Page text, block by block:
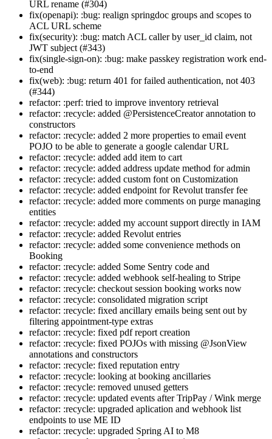
URL rename (#304)
fix(openapi): :bug: realign springdoc groups and scopes to
ACL URL scheme
fix(security): :bug: match ACL caller by user_id claim, not
JWT subject (#343)
fix(single-sign-on): :bug: make passkey registration work end-
to-end
fix(web): :bug: return 401 for failed authentication, not 403
(#344)
refactor: :perf: tried to improve inventory retrieval
refactor: :recycle: added @PersistenceCreator annotation to
constructors
refactor: :recycle: added 2 more properties to email event
POJO to be able to generate a google calendar URL
refactor: :recycle: added add item to cart
refactor: :recycle: added address update method for admin
refactor: :recycle: added custom font on Customization
refactor: :recycle: added endpoint for Revolut transfer fee
refactor: :recycle: added more comments on purge managing
entities
refactor: :recycle: added my account support directly in IAM
refactor: :recycle: added Revolut entries
refactor: :recycle: added some convenience methods on
Booking
refactor: :recycle: added Some Sentry code and
refactor: :recycle: added webhook self-healing to Stripe
refactor: :recycle: checkout session booking works now
refactor: :recycle: consolidated migration script
refactor: :recycle: fixed ancillary emails being sent out by
filtering appointment-type extras
refactor: :recycle: fixed pdf report creation
refactor: :recycle: fixed POJOs with missing @JsonView
annotations and constructors
refactor: :recycle: fixed reputation entry
refactor: :recycle: looking at booking ancillaries
refactor: :recycle: removed unused getters
refactor: :recycle: updated events after TripPay / Wink merge
refactor: :recycle: upgraded aplication and webhook list
endpoints to use ME ID
refactor: :recycle: upgraded Spring AI to M8